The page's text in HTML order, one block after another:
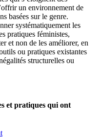
un environnement de
basées sur le genre.
systématiquement les
pratiques féministes,
et non de les améliorer, en
ou pratiques existantes
structurelles ou
et pratiques qui ont